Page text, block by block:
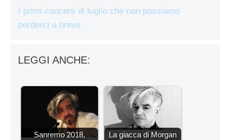
I primi concerti di luglio che non possiamo
perderci a breve
LEGGI ANCHE:
Sanremo 2018,
La giacca di Morgan